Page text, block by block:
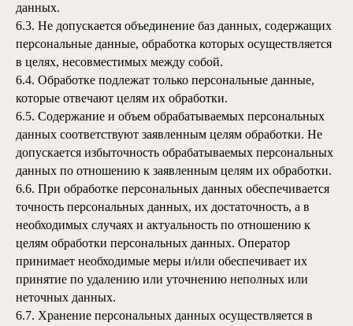
данных.
6.3. Не допускается объединение баз данных, содержащих
персональные данные, обработка которых осуществляется
в целях, несовместимых между собой.
6.4. Обработке подлежат только персональные данные,
которые отвечают целям их обработки.
6.5. Содержание и объем обрабатываемых персональных
данных соответствуют заявленным целям обработки. Не
допускается избыточность обрабатываемых персональных
данных по отношению к заявленным целям их обработки.
6.6. При обработке персональных данных обеспечивается
точность персональных данных, их достаточность, а в
необходимых случаях и актуальность по отношению к
целям обработки персональных данных. Оператор
принимает необходимые меры и/или обеспечивает их
принятие по удалению или уточнению неполных или
неточных данных.
6.7. Хранение персональных данных осуществляется в